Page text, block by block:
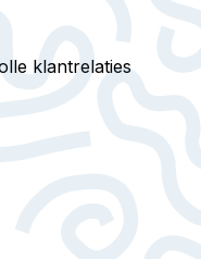
klantrelaties